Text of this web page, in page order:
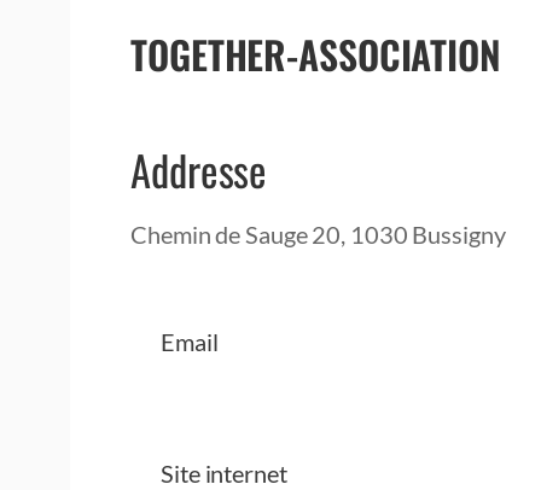
TOGETHER-ASSOCIATION
Addresse
Chemin de Sauge 20, 1030 Bussigny
Email
Site internet